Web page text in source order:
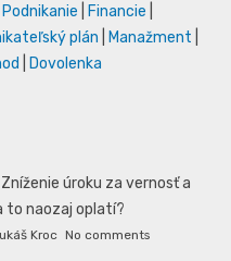
Podnikanie Financie
plán Manažment
Dovolenka
úroku za vernosť a
to naozaj oplatí?
Kroc No comments